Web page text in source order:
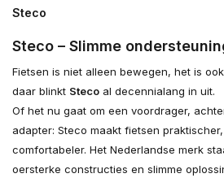
Steco
Steco – Slimme
Fietsen is niet alleen bewegen, het is
daar blinkt Steco al decennialang in uit.
Of het nu gaat om een voordrager,
adapter: Steco maakt fietsen
comfortabeler. Het Nederlandse merk
oersterke constructies en slimme